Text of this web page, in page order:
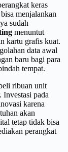
keras
menjalankan
sudah
menuntut
kartu grafis kuat.
data awal
baru bagi para
tempat.
ribuan unit
Investasi pada
karena
akan
tetap tidak bisa
perangkat